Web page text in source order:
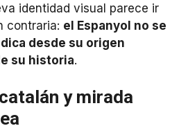
identidad visual parece ir
contraria: el Espanyol no se
desde su origen
su historia.
y mirada